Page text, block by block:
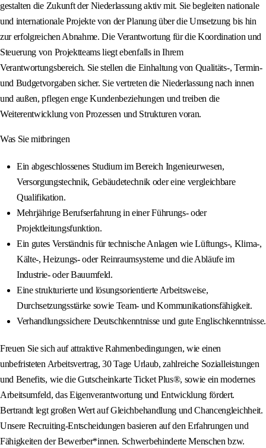
gestalten die Zukunft der Niederlassung aktiv mit. Sie begleiten nationale
und internationale Projekte von der Planung über die Umsetzung bis hin
zur erfolgreichen Abnahme. Die Verantwortung für die Koordination und
Steuerung von Projektteams liegt ebenfalls in Ihrem
Verantwortungsbereich. Sie stellen die Einhaltung von Qualitäts-, Termin-
und Budgetvorgaben sicher. Sie vertreten die Niederlassung nach innen
und außen, pflegen enge Kundenbeziehungen und treiben die
Weiterentwicklung von Prozessen und Strukturen voran.
Was Sie mitbringen
Ein abgeschlossenes Studium im Bereich Ingenieurwesen,
Versorgungstechnik, Gebäudetechnik oder eine vergleichbare
Qualifikation.
Mehrjährige Berufserfahrung in einer Führungs- oder
Projektleitungsfunktion.
Ein gutes Verständnis für technische Anlagen wie Lüftungs-, Klima-,
Kälte-, Heizungs- oder Reinraumsysteme und die Abläufe im
Industrie- oder Bauumfeld.
Eine strukturierte und lösungsorientierte Arbeitsweise,
Durchsetzungsstärke sowie Team- und Kommunikationsfähigkeit.
Verhandlungssichere Deutschkenntnisse und gute Englischkenntnisse.
Freuen Sie sich auf attraktive Rahmenbedingungen, wie einen
unbefristeten Arbeitsvertrag, 30 Tage Urlaub, zahlreiche Sozialleistungen
und Benefits, wie die Gutscheinkarte Ticket Plus®, sowie ein modernes
Arbeitsumfeld, das Eigenverantwortung und Entwicklung fördert.
Bertrandt legt großen Wert auf Gleichbehandlung und Chancengleichheit.
Unsere Recruiting-Entscheidungen basieren auf den Erfahrungen und
Fähigkeiten der Bewerber*innen. Schwerbehinderte Menschen bzw.